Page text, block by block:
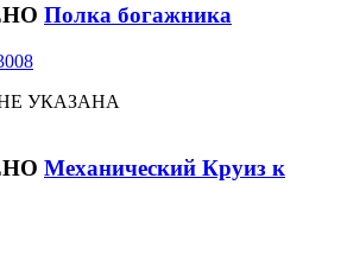
Полка богажника
УКАЗАНА
Механический Круиз к